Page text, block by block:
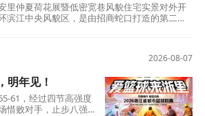
仲夏荷花展暨低密宽巷风貌住宅实景对外开
滨江中央风貌区，是由招商蛇口打造的第二座
2026-08-07
明年见！
61，经过四节高强度
惜败对手，止步八强。